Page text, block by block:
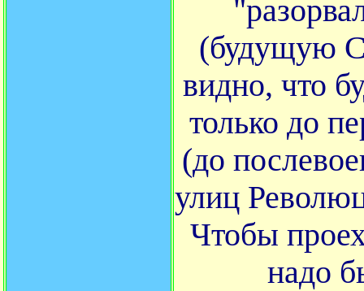
(будущую
видно, что
только до
(до
улиц
Чтобы
надо